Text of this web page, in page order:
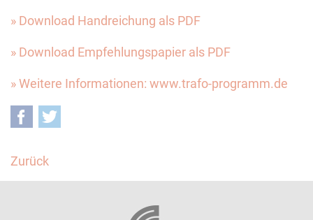
» Download Handreichung als PDF
» Download Empfehlungspapier als PDF
» Weitere Informationen: www.trafo-programm.de
Facebook
Zurück